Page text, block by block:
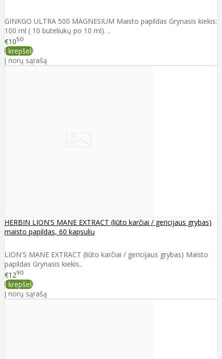
GINKGO ULTRA 500 MAGNESIUM Maisto papildas Grynasis kiekis:
100 ml ( 10 buteliukų po 10 ml). ..
€1050
Į krepšelį
Į norų sąrašą
HERBIN LION'S MANE EXTRACT (liūto karčiai / gericijaus grybas)
maisto papildas, 60 kapsulių
LION'S MANE EXTRACT (liūto karčiai / gericijaus grybas) Maisto
papildas Grynasis kiekis..
€1290
Į krepšelį
Į norų sąrašą